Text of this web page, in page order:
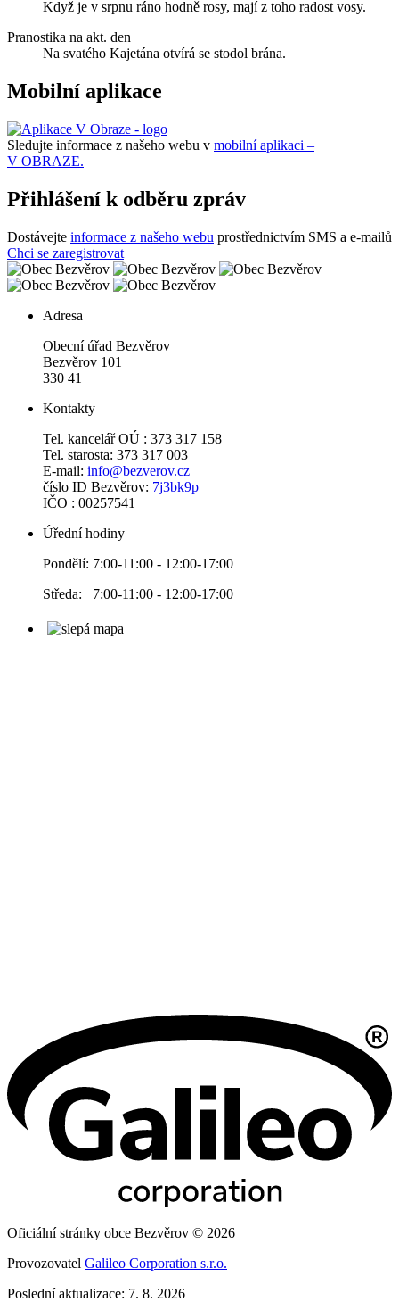
Když je v srpnu ráno hodně rosy, mají z toho radost vosy.
Pranostika na akt. den
Na svatého Kajetána otvírá se stodol brána.
Mobilní aplikace
Sledujte informace z našeho webu v mobilní aplikaci –
V OBRAZE.
Přihlášení k odběru zpráv
Dostávejte informace z našeho webu prostřednictvím SMS a e-mailů
Chci se zaregistrovat
Adresa
Obecní úřad Bezvěrov
Bezvěrov 101
330 41
Kontakty
Tel. kancelář OÚ : 373 317 158
Tel. starosta: 373 317 003
E-mail: info@bezverov.cz
číslo ID Bezvěrov: 7j3bk9p
IČO : 00257541
Úřední hodiny
Pondělí: 7:00-11:00 - 12:00-17:00
Středa: 7:00-11:00 - 12:00-17:00
Oficiální stránky obce Bezvěrov © 2026
Provozovatel Galileo Corporation s.r.o.
Poslední aktualizace: 7. 8. 2026